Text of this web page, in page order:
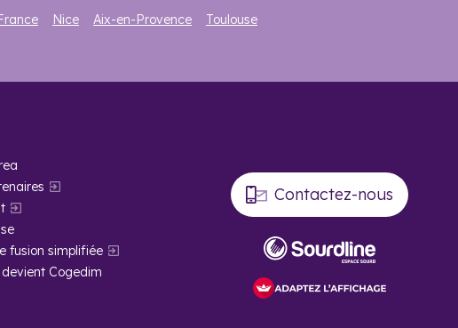
Nice Aix-en-Provence Toulouse
Contactez-nous
fusion simplifiée
Cogedim